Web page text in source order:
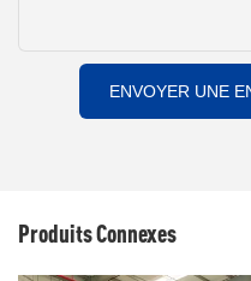
ENVOYER UNE
Produits Connexes